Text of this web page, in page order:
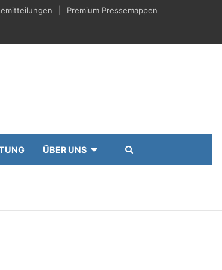
Premium Pressemappen
ÜBER UNS